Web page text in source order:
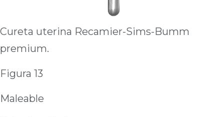
Cureta uterina Recamier-Sims-Bumm
premium.
Figura 13
Maleable